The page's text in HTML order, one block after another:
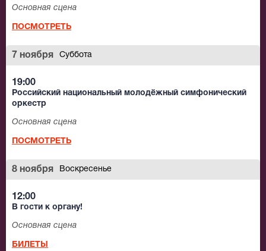
Основная сцена
ПОСМОТРЕТЬ
7 ноября Суббота
19:00
Российский национальный молодёжный симфонический
оркестр
Основная сцена
ПОСМОТРЕТЬ
8 ноября Воскресенье
12:00
В гости к органу!
Основная сцена
БИЛЕТЫ